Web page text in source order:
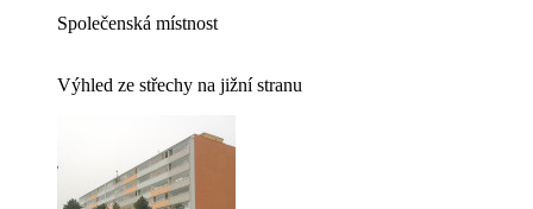
Společenská místnost
Výhled ze střechy na jižní stranu